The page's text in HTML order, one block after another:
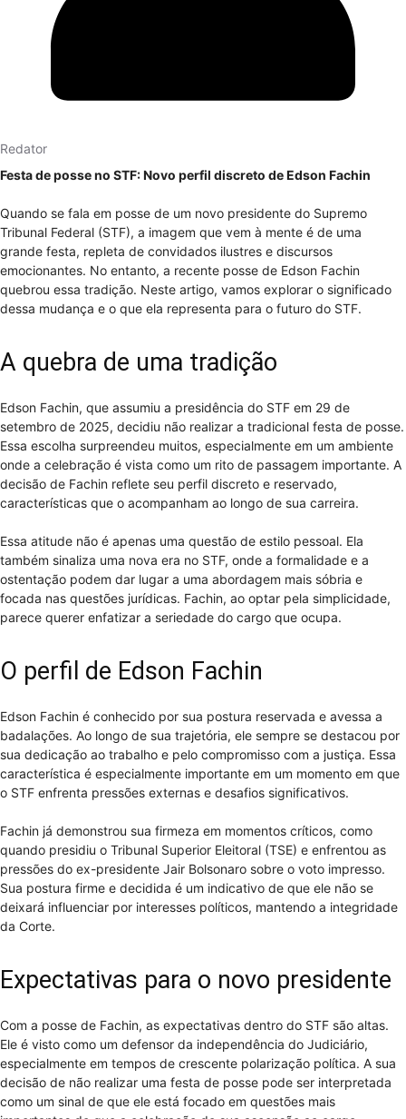
Redator
Festa de posse no STF: Novo perfil discreto de Edson Fachin
Quando se fala em posse de um novo presidente do Supremo
Tribunal Federal (STF), a imagem que vem à mente é de uma
grande festa, repleta de convidados ilustres e discursos
emocionantes. No entanto, a recente posse de Edson Fachin
quebrou essa tradição. Neste artigo, vamos explorar o significado
dessa mudança e o que ela representa para o futuro do STF.
A quebra de uma tradição
Edson Fachin, que assumiu a presidência do STF em 29 de
setembro de 2025, decidiu não realizar a tradicional festa de posse.
Essa escolha surpreendeu muitos, especialmente em um ambiente
onde a celebração é vista como um rito de passagem importante. A
decisão de Fachin reflete seu perfil discreto e reservado,
características que o acompanham ao longo de sua carreira.
Essa atitude não é apenas uma questão de estilo pessoal. Ela
também sinaliza uma nova era no STF, onde a formalidade e a
ostentação podem dar lugar a uma abordagem mais sóbria e
focada nas questões jurídicas. Fachin, ao optar pela simplicidade,
parece querer enfatizar a seriedade do cargo que ocupa.
O perfil de Edson Fachin
Edson Fachin é conhecido por sua postura reservada e avessa a
badalações. Ao longo de sua trajetória, ele sempre se destacou por
sua dedicação ao trabalho e pelo compromisso com a justiça. Essa
característica é especialmente importante em um momento em que
o STF enfrenta pressões externas e desafios significativos.
Fachin já demonstrou sua firmeza em momentos críticos, como
quando presidiu o Tribunal Superior Eleitoral (TSE) e enfrentou as
pressões do ex-presidente Jair Bolsonaro sobre o voto impresso.
Sua postura firme e decidida é um indicativo de que ele não se
deixará influenciar por interesses políticos, mantendo a integridade
da Corte.
Expectativas para o novo presidente
Com a posse de Fachin, as expectativas dentro do STF são altas.
Ele é visto como um defensor da independência do Judiciário,
especialmente em tempos de crescente polarização política. A sua
decisão de não realizar uma festa de posse pode ser interpretada
como um sinal de que ele está focado em questões mais